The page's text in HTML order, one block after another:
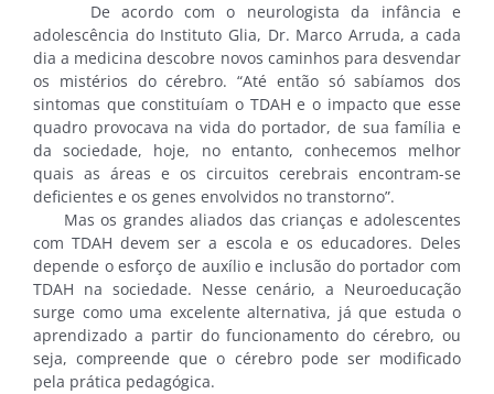
De acordo com o neurologista da infância e
adolescência do Instituto Glia, Dr. Marco Arruda, a cada
dia a medicina descobre novos caminhos para desvendar
os mistérios do cérebro. “Até então só sabíamos dos
sintomas que constituíam o TDAH e o impacto que esse
quadro provocava na vida do portador, de sua família e
da sociedade, hoje, no entanto, conhecemos melhor
quais as áreas e os circuitos cerebrais encontram-se
deficientes e os genes envolvidos no transtorno”.
Mas os grandes aliados das crianças e adolescentes
com TDAH devem ser a escola e os educadores. Deles
depende o esforço de auxílio e inclusão do portador com
TDAH na sociedade. Nesse cenário, a Neuroeducação
surge como uma excelente alternativa, já que estuda o
aprendizado a partir do funcionamento do cérebro, ou
seja, compreende que o cérebro pode ser modificado
pela prática pedagógica.